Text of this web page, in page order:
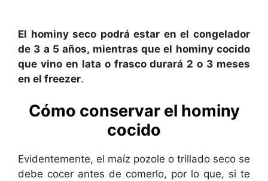
El hominy seco podrá estar en el congelador
de 3 a 5 años, mientras que el hominy cocido
que vino en lata o frasco durará 2 o 3 meses
en el freezer.
Cómo conservar el hominy
cocido
Evidentemente, el maíz pozole o trillado seco se
debe cocer antes de comerlo, por lo que, si te